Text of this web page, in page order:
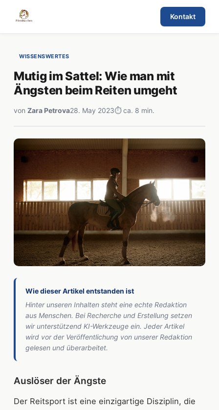
Kontakt
WISSENSWERTES
Mutig im Sattel: Wie man mit
Ängsten beim Reiten umgeht
von Zara Petrova28. May 2023⏱ ca. 8 min.
Wie dieser Artikel entstanden ist
Hinter unseren Inhalten steht eine echte Redaktion
aus Menschen. Bei Recherche und Erstellung setzen
wir unterstützend KI-Werkzeuge ein. Jeder Artikel
wird vor der Veröffentlichung von unserer Redaktion
gelesen und überarbeitet.
Auslöser der Ängste
Der Reitsport ist eine einzigartige Disziplin, die